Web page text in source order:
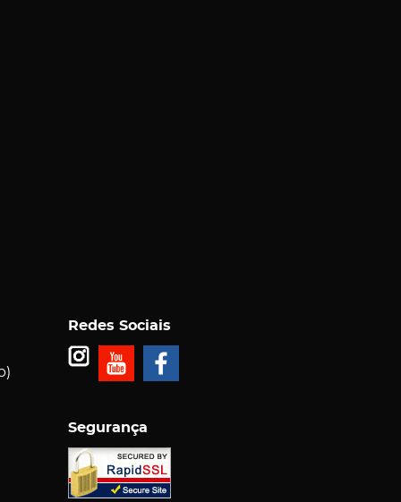
Redes Sociais
Segurança